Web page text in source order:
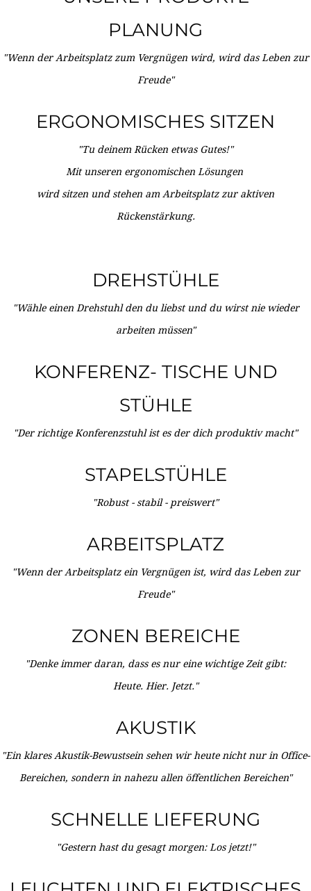
PLANUNG
"Wenn der Arbeitsplatz zum Vergnügen wird, wird das Leben zur
Freude"
ERGONOMISCHES SITZEN
"Tu deinem Rücken etwas Gutes!"
Mit unseren ergonomischen Lösungen
wird sitzen und stehen am Arbeitsplatz zur aktiven
Rückenstärkung.
DREHSTÜHLE
"Wähle einen Drehstuhl den du liebst und du wirst nie wieder
arbeiten müssen"
KONFERENZ- TISCHE UND
STÜHLE
"Der richtige Konferenzstuhl ist es der dich produktiv macht"
STAPELSTÜHLE
"Robust - stabil - preiswert"
ARBEITSPLATZ
"Wenn der Arbeitsplatz ein Vergnügen ist, wird das Leben zur
Freude"
ZONEN BEREICHE
"Denke immer daran, dass es nur eine wichtige Zeit gibt:
Heute. Hier. Jetzt."
AKUSTIK
"Ein klares Akustik-Bewustsein sehen wir heute nicht nur in Office-
Bereichen, sondern in nahezu allen öffentlichen Bereichen"
SCHNELLE LIEFERUNG
"Gestern hast du gesagt morgen: Los jetzt!"